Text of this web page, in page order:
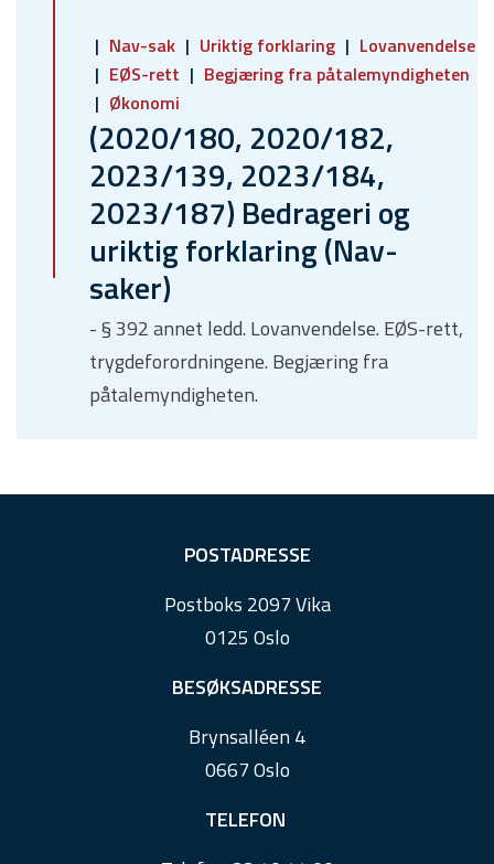
Nav-sak Uriktig forklaring
Lovanvendelse
EØS-rett
Begjæring fra påtalemyndigheten
Økonomi
(2020/180, 2020/182,
2023/139, 2023/184,
2023/187) Bedrageri og
uriktig forklaring (Nav-
saker)
- § 392 annet ledd. Lovanvendelse. EØS-rett,
trygdeforordningene. Begjæring fra
påtalemyndigheten.
POSTADRESSE
Postboks 2097 Vika
0125 Oslo
BESØKSADRESSE
Brynsalléen 4
0667 Oslo
TELEFON